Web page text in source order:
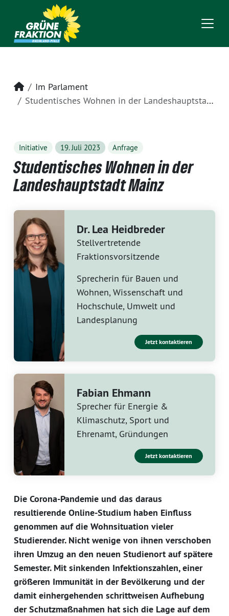
Startseite
Im Parlament
Studentisches Wohnen in der Landeshauptstadt Mainz
Initiative 19. Juli 2023 Anfrage
Studentisches Wohnen in der
Landeshauptstadt Mainz
Dr. Lea Heidbreder
Stellvertretende
Fraktionsvorsitzende
Sprecherin für Bauen und
Wohnen, Wissenschaft und
Hochschule, Umwelt und
Landesplanung
Jetzt kontaktieren
Fabian Ehmann
Sprecher für Energie &
Klimaschutz, Sport und
Ehrenamt, Gründungen
Jetzt kontaktieren
Die Corona-Pandemie und das daraus
resultierende Online-Studium haben Einfluss
genommen auf die Wohnsituation vieler
Studierender. Nicht wenige von ihnen verschoben
ihren Umzug an den neuen Studienort auf spätere
Semester. Mit sinkenden Infektionszahlen, einer
größeren Immunität in der Bevölkerung und der
damit einhergehenden schrittweisen Aufhebung
der Schutzmaßnahmen hat sich die Lage auf dem